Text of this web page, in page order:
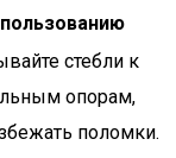
стебли к
опорам,
поломки.